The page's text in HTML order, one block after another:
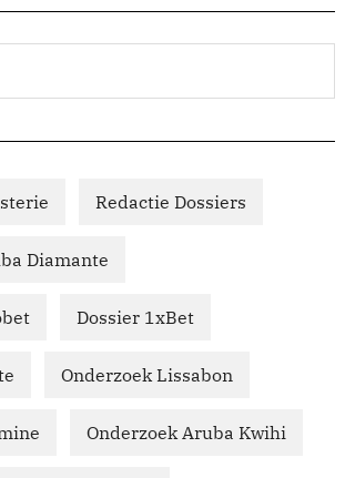
Redactie Dossiers
Diamante
Dossier 1xBet
Onderzoek Lissabon
Onderzoek Aruba Kwihi